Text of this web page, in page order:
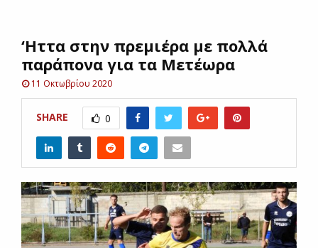
‘Ηττα στην πρεμιέρα με πολλά
παράπονα για τα Μετέωρα
11 Οκτωβρίου 2020
SHARE 0